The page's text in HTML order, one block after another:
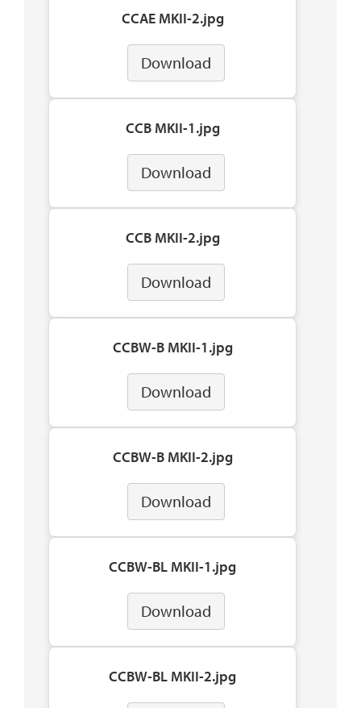
CCAE MKII-2.jpg
Download
CCB MKII-1.jpg
Download
CCB MKII-2.jpg
Download
CCBW-B MKII-1.jpg
Download
CCBW-B MKII-2.jpg
Download
CCBW-BL MKII-1.jpg
Download
CCBW-BL MKII-2.jpg